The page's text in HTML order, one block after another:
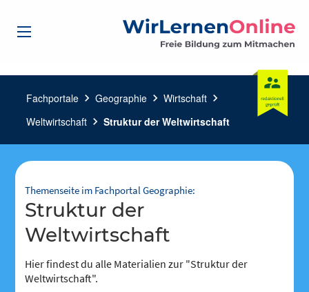
Fachportale chevron_right Geographie chevron_right Wirtschaft chevron_right
Weltwirtschaft chevron_right Struktur der Weltwirtschaft
Themenseite im Fachportal Geographie:
Struktur der
Weltwirtschaft
Hier findest du alle Materialien zur "Struktur der
Weltwirtschaft".